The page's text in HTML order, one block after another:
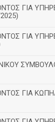
ΓΙΑ
ΓΙΑ
ΓΙΑ